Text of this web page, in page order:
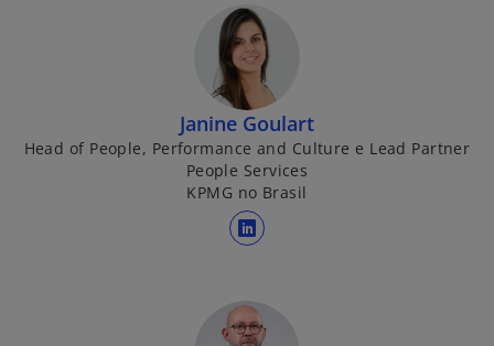
Janine Goulart
Head of People, Performance and Culture e Lead Partner
People Services
KPMG no Brasil
a
e